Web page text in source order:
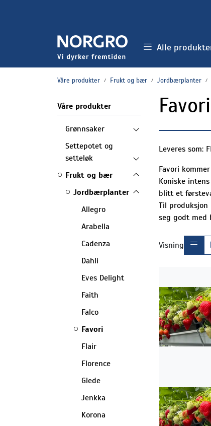
Alle
Våre produkter Frukt og bær Jordbærplanter
Våre produkter
Grønnsaker
Settepotet og
setteløk
Frukt og bær
Jordbærplanter
Allegro
Arabella
Cadenza
Dahli
Eves Delight
Faith
Falco
Favori
Flair
Florence
Glede
Jenkka
Korona
Favori
Leveres som:
Favori
Koniske
blitt et
Til
seg godt med
Visning